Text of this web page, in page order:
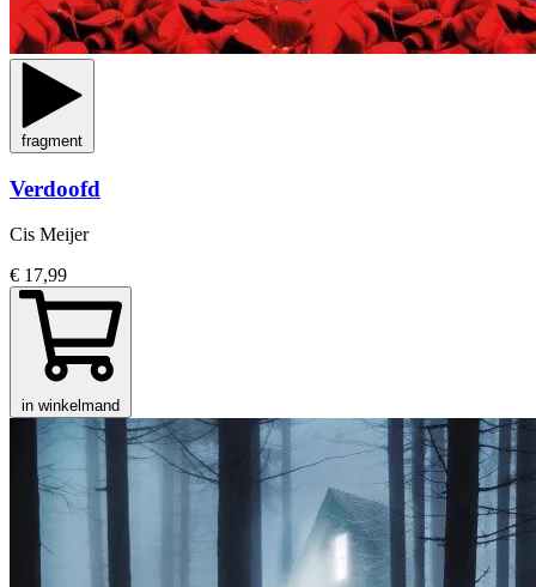
fragment
Verdoofd
Cis Meijer
€ 17,99
in winkelmand